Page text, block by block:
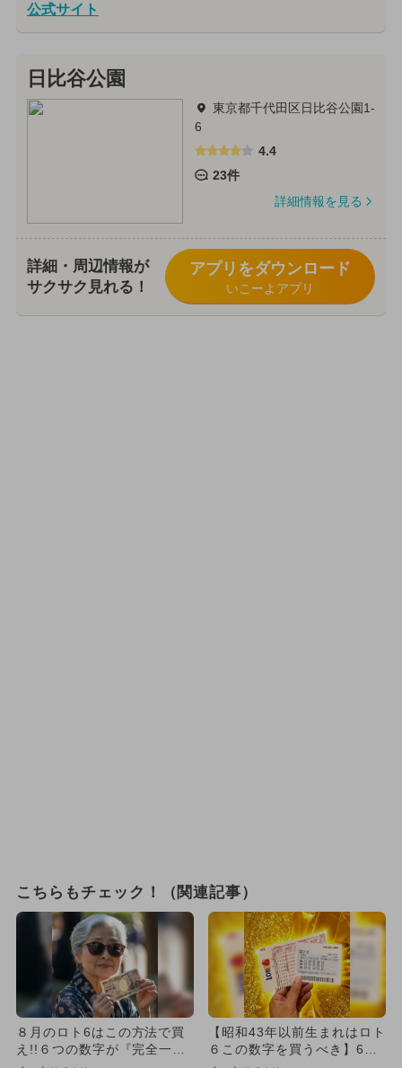
公式サイト
日比谷公園
東京都千代田区日比谷公園1-
6
4.4
23件
詳細情報を見る
詳細・周辺情報が
サクサク見れる！
アプリをダウンロード
いこーよアプリ
こちらもチェック！（関連記事）
８月のロト6はこの方法で買
え!!６つの数字が『完全一
【昭和43年以前生まれはロト
６この数字を買うべき】6つ